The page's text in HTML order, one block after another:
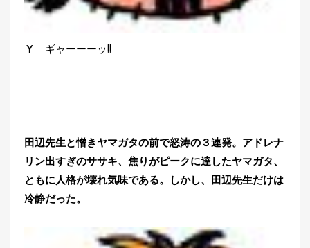
Ｙ ギャーーーッ!!
田辺先生と憎きヤマガタの前で怒涛の３連発。アドレナ
リン出すぎのササキ、焦りがピークに達したヤマガタ、
ともに人格が壊れ気味である。しかし、田辺先生だけは
冷静だった。